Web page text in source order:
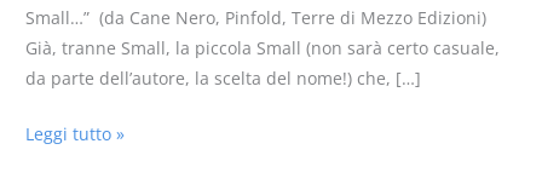
Small…” (da Cane Nero, Pinfold, Terre di Mezzo Edizioni)
Già, tranne Small, la piccola Small (non sarà certo casuale,
da parte dell’autore, la scelta del nome!) che, […]
Leggi tutto »